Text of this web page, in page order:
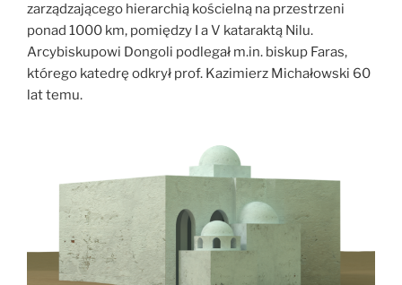
zarządzającego hierarchią kościelną na przestrzeni
ponad 1000 km, pomiędzy I a V kataraktą Nilu.
Arcybiskupowi Dongoli podlegał m.in. biskup Faras,
którego katedrę odkrył prof. Kazimierz Michałowski 60
lat temu.